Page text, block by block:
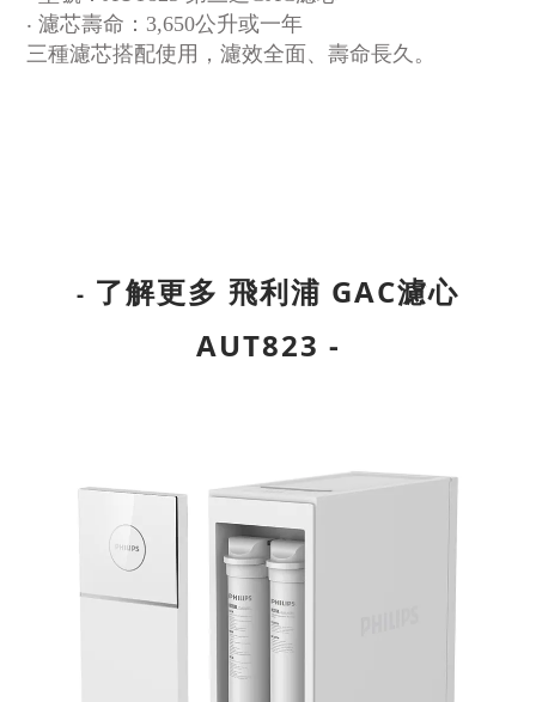
‧ 濾芯壽命：3,650公升或一年
三種濾芯搭配使用，濾效全面、壽命長久。
- 了解更多 飛利浦 GAC濾心
AUT823 -